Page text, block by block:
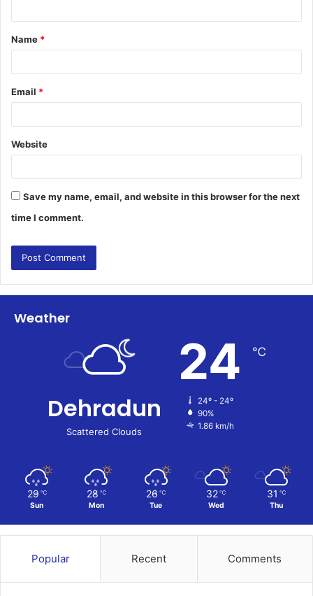
t
*
Name *
Email *
Website
Save my name, email, and website in this browser for the next
time I comment.
Weather
Dehradun
Scattered Clouds
24 ℃
24º - 24º
90%
1.86 km/h
29 ℃
Sun
28 ℃
Mon
26 ℃
Tue
32 ℃
Wed
31 ℃
Thu
Popular Recent Comments